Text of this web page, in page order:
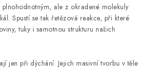
plnohodnotným, ale z okradené molekuly
Spustí se tak řetězová reakce, při které
tuky i samotnou strukturu našich
jen při dýchání. Jejich masivní tvorbu v těle